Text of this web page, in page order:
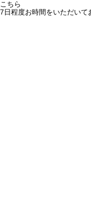
ちら
程度お時間をいただい